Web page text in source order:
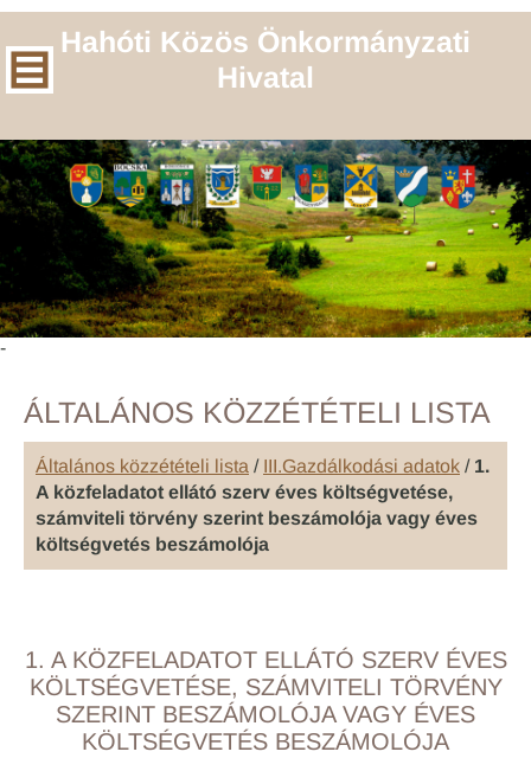
Hahóti Közös Önkormányzati
Hivatal
-
ÁLTALÁNOS KÖZZÉTÉTELI LISTA
Általános közzétételi lista / III.Gazdálkodási adatok / 1.
A közfeladatot ellátó szerv éves költségvetése,
számviteli törvény szerint beszámolója vagy éves
költségvetés beszámolója
1. A KÖZFELADATOT ELLÁTÓ SZERV ÉVES
KÖLTSÉGVETÉSE, SZÁMVITELI TÖRVÉNY
SZERINT BESZÁMOLÓJA VAGY ÉVES
KÖLTSÉGVETÉS BESZÁMOLÓJA